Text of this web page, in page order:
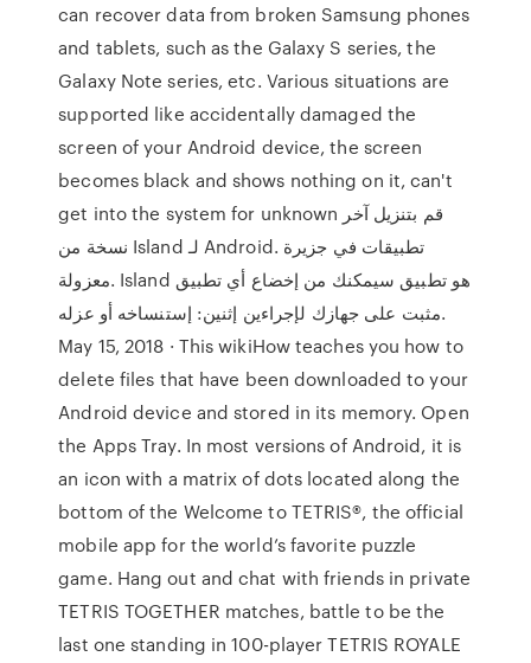
can recover data from broken Samsung phones
and tablets, such as the Galaxy S series, the
Galaxy Note series, etc. Various situations are
supported like accidentally damaged the
screen of your Android device, the screen
becomes black and shows nothing on it, can't
get into the system for unknown قم بتنزيل آخر
نسخة من Island لـ Android. تطبيقات في جزيرة
معزولة. Island هو تطبيق سيمكنك من إخضاع أي تطبيق
مثبت على جهازك لإجراءين إثنين: إستنساخه أو عزله.
May 15, 2018 · This wikiHow teaches you how to
delete files that have been downloaded to your
Android device and stored in its memory. Open
the Apps Tray. In most versions of Android, it is
an icon with a matrix of dots located along the
bottom of the Welcome to TETRIS®, the official
mobile app for the world’s favorite puzzle
game. Hang out and chat with friends in private
TETRIS TOGETHER matches, battle to be the
last one standing in 100-player TETRIS ROYALE